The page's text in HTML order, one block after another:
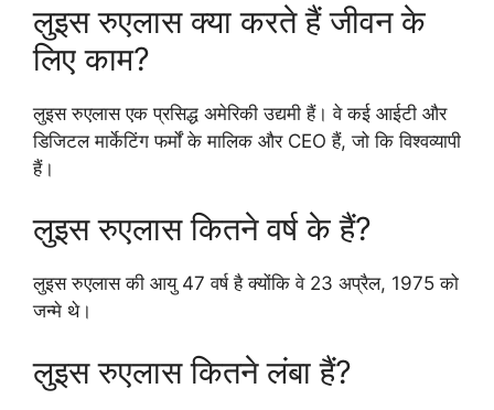
लुइस रुएलास क्या करते हैं जीवन के
लिए काम?
लुइस रुएलास एक प्रसिद्ध अमेरिकी उद्यमी हैं। वे कई आईटी और
डिजिटल मार्केटिंग फर्मों के मालिक और CEO हैं, जो कि विश्वव्यापी
हैं।
लुइस रुएलास कितने वर्ष के हैं?
लुइस रुएलास की आयु 47 वर्ष है क्योंकि वे 23 अप्रैल, 1975 को
जन्मे थे।
लुइस रुएलास कितने लंबा हैं?